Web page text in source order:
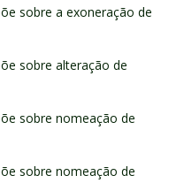
sobre a exoneração de
sobre alteração de
sobre nomeação de
sobre nomeação de